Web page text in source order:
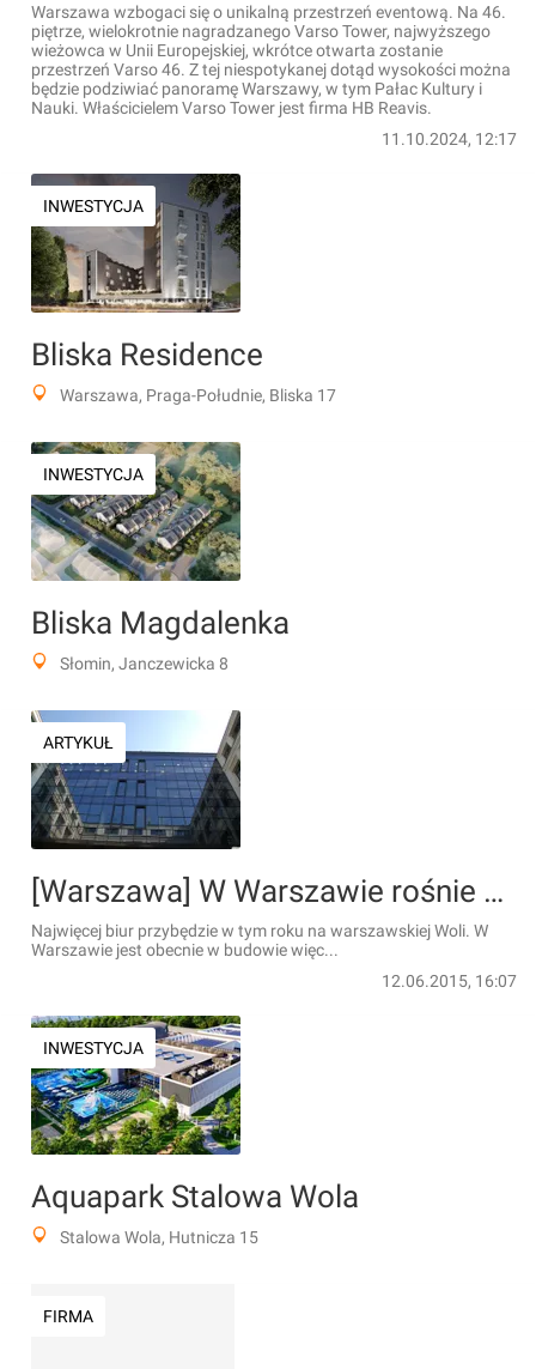
Warszawa wzbogaci się o unikalną przestrzeń eventową. Na 46.
piętrze, wielokrotnie nagradzanego Varso Tower, najwyższego
wieżowca w Unii Europejskiej, wkrótce otwarta zostanie
przestrzeń Varso 46. Z tej niespotykanej dotąd wysokości można
będzie podziwiać panoramę Warszawy, w tym Pałac Kultury i
Nauki. Właścicielem Varso Tower jest firma HB Reavis.
11.10.2024, 12:17
INWESTYCJA
Bliska Residence
Warszawa, Praga-Południe, Bliska 17
INWESTYCJA
Bliska Magdalenka
Słomin, Janczewicka 8
ARTYKUŁ
[Warszawa] W Warszawie rośnie nowe zagłębie biurowe
Najwięcej biur przybędzie w tym roku na warszawskiej Woli. W
Warszawie jest obecnie w budowie więc...
12.06.2015, 16:07
INWESTYCJA
Aquapark Stalowa Wola
Stalowa Wola, Hutnicza 15
FIRMA